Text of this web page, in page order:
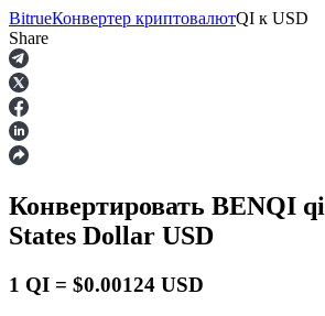
Фьючерсы
BitrueКонвертер криптовалютQI к USD
Share
Конвертировать BENQI qi
States Dollar USD
1 QI = $0.00124 USD